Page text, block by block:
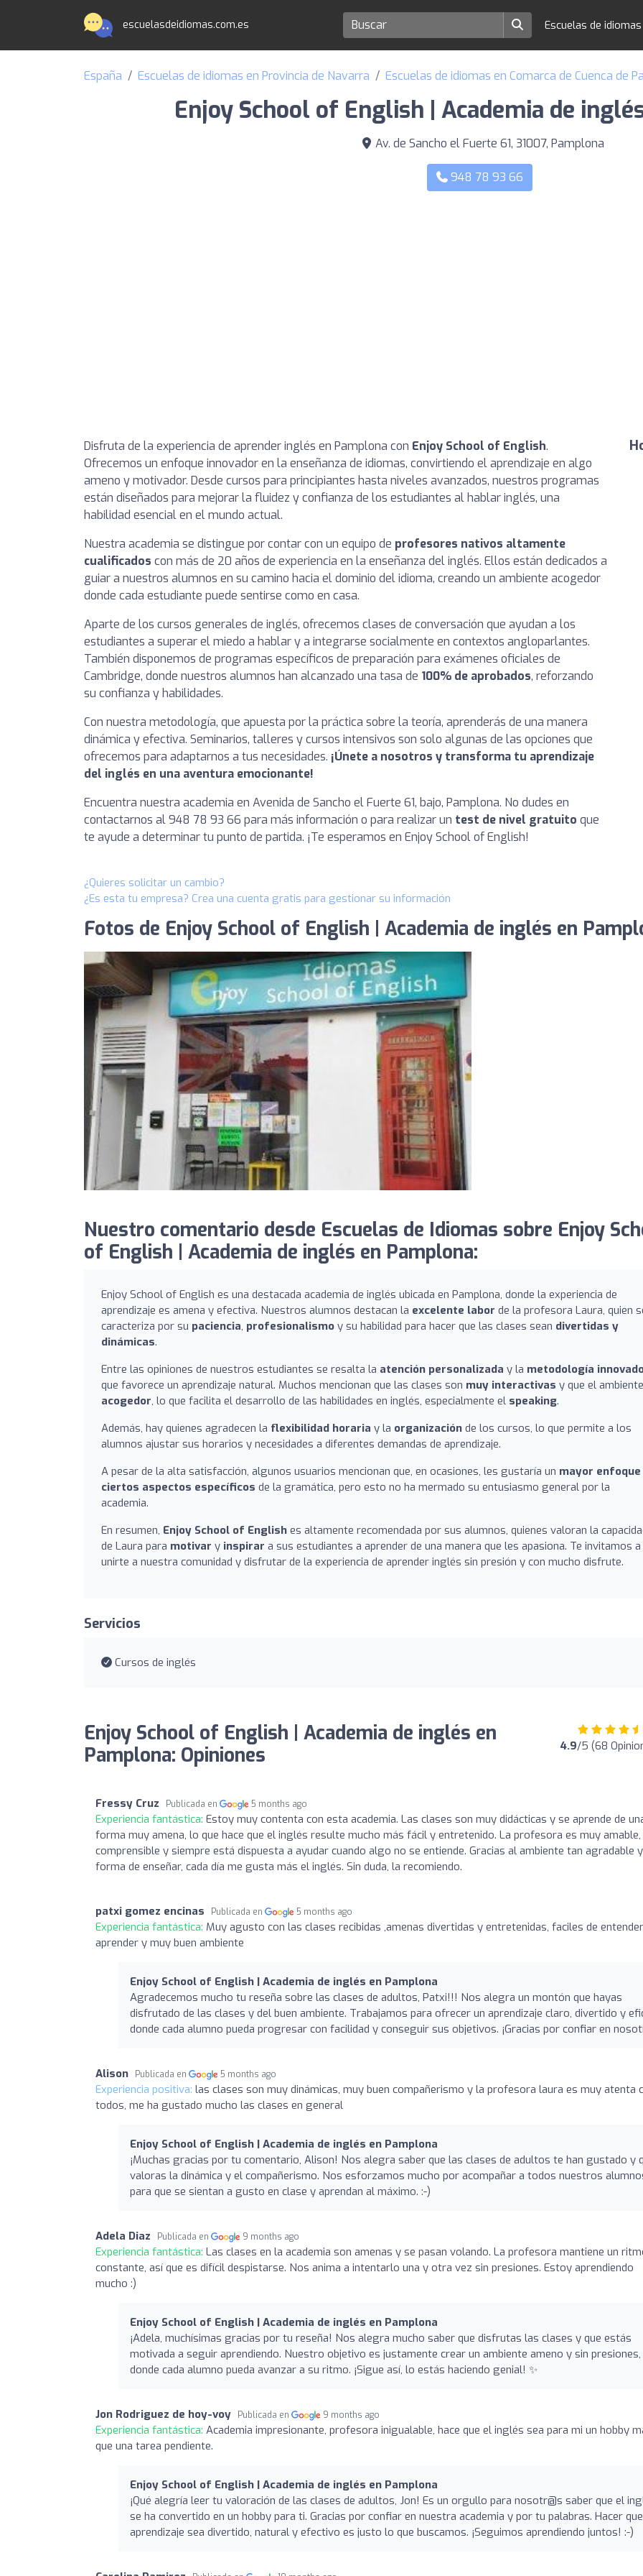
escuelasdeidiomas.com.es Escuelas de
España Escuelas de idiomas en Provincia de Navarra Escuelas de idiomas en Comarca de Cuenca de
Enjoy School of English | Academia de
Av. de Sancho el Fuerte 61, 31007, Pamplona
948 78 93 66
Disfruta de la experiencia de aprender inglés en Pamplona con Enjoy School of English.
Ofrecemos un enfoque innovador en la enseñanza de idiomas, convirtiendo el aprendizaje en algo
ameno y motivador. Desde cursos para principiantes hasta niveles avanzados, nuestros programas
están diseñados para mejorar la fluidez y confianza de los estudiantes al hablar inglés, una
habilidad esencial en el mundo actual.
Nuestra academia se distingue por contar con un equipo de profesores nativos altamente
cualificados con más de 20 años de experiencia en la enseñanza del inglés. Ellos están dedicados a
guiar a nuestros alumnos en su camino hacia el dominio del idioma, creando un ambiente acogedor
donde cada estudiante puede sentirse como en casa.
Aparte de los cursos generales de inglés, ofrecemos clases de conversación que ayudan a los
estudiantes a superar el miedo a hablar y a integrarse socialmente en contextos angloparlantes.
También disponemos de programas específicos de preparación para exámenes oficiales de
Cambridge, donde nuestros alumnos han alcanzado una tasa de 100% de aprobados, reforzando
su confianza y habilidades.
Con nuestra metodología, que apuesta por la práctica sobre la teoría, aprenderás de una manera
dinámica y efectiva. Seminarios, talleres y cursos intensivos son solo algunas de las opciones que
ofrecemos para adaptarnos a tus necesidades. ¡Únete a nosotros y transforma tu aprendizaje
del inglés en una aventura emocionante!
Encuentra nuestra academia en Avenida de Sancho el Fuerte 61, bajo, Pamplona. No dudes en
contactarnos al 948 78 93 66 para más información o para realizar un test de nivel gratuito que
te ayude a determinar tu punto de partida. ¡Te esperamos en Enjoy School of English!
¿Quieres solicitar un cambio?
¿Es esta tu empresa? Crea una cuenta gratis para gestionar su información
Fotos de Enjoy School of English | Academia de inglés en
Nuestro comentario desde Escuelas de Idiomas sobre Enjoy
of English | Academia de inglés en Pamplona:
Enjoy School of English es una destacada academia de inglés ubicada en Pamplona, donde la experiencia de
aprendizaje es amena y efectiva. Nuestros alumnos destacan la excelente labor de la profesora Laura, quien
caracteriza por su paciencia, profesionalismo y su habilidad para hacer que las clases sean divertidas y
dinámicas.
Entre las opiniones de nuestros estudiantes se resalta la atención personalizada y la metodología
que favorece un aprendizaje natural. Muchos mencionan que las clases son muy interactivas y que el
acogedor, lo que facilita el desarrollo de las habilidades en inglés, especialmente el speaking.
Además, hay quienes agradecen la flexibilidad horaria y la organización de los cursos, lo que permite a los
alumnos ajustar sus horarios y necesidades a diferentes demandas de aprendizaje.
A pesar de la alta satisfacción, algunos usuarios mencionan que, en ocasiones, les gustaría un mayor enfoque
ciertos aspectos específicos de la gramática, pero esto no ha mermado su entusiasmo general por la
academia.
En resumen, Enjoy School of English es altamente recomendada por sus alumnos, quienes valoran la
de Laura para motivar y inspirar a sus estudiantes a aprender de una manera que les apasiona. Te invitamos a
unirte a nuestra comunidad y disfrutar de la experiencia de aprender inglés sin presión y con mucho disfrute.
Servicios
Cursos de inglés
Enjoy School of English | Academia de inglés en
Pamplona: Opiniones
4.9/5 (68
Fressy Cruz Publicada en 5 months ago
Experiencia fantástica: Estoy muy contenta con esta academia. Las clases son muy didácticas y se aprende de
forma muy amena, lo que hace que el inglés resulte mucho más fácil y entretenido. La profesora es muy amable,
comprensible y siempre está dispuesta a ayudar cuando algo no se entiende. Gracias al ambiente tan agradable
forma de enseñar, cada día me gusta más el inglés. Sin duda, la recomiendo.
patxi gomez encinas Publicada en 5 months ago
Experiencia fantástica: Muy agusto con las clases recibidas ,amenas divertidas y entretenidas, faciles de
aprender y muy buen ambiente
Enjoy School of English | Academia de inglés en Pamplona
Agradecemos mucho tu reseña sobre las clases de adultos, Patxi!!! Nos alegra un montón que hayas
disfrutado de las clases y del buen ambiente. Trabajamos para ofrecer un aprendizaje claro, divertido y
donde cada alumno pueda progresar con facilidad y conseguir sus objetivos. ¡Gracias por confiar en
Alison Publicada en 5 months ago
Experiencia positiva: las clases son muy dinámicas, muy buen compañerismo y la profesora laura es muy atenta
todos, me ha gustado mucho las clases en general
Enjoy School of English | Academia de inglés en Pamplona
¡Muchas gracias por tu comentario, Alison! Nos alegra saber que las clases de adultos te han gustado y
valoras la dinámica y el compañerismo. Nos esforzamos mucho por acompañar a todos nuestros
para que se sientan a gusto en clase y aprendan al máximo. :-)
Adela Diaz Publicada en 9 months ago
Experiencia fantástica: Las clases en la academia son amenas y se pasan volando. La profesora mantiene un
constante, así que es difícil despistarse. Nos anima a intentarlo una y otra vez sin presiones. Estoy aprendiendo
mucho :)
Enjoy School of English | Academia de inglés en Pamplona
¡Adela, muchísimas gracias por tu reseña! Nos alegra mucho saber que disfrutas las clases y que estás
motivada a seguir aprendiendo. Nuestro objetivo es justamente crear un ambiente ameno y sin presiones,
donde cada alumno pueda avanzar a su ritmo. ¡Sigue así, lo estás haciendo genial! ✨
Jon Rodriguez de hoy-voy Publicada en 9 months ago
Experiencia fantástica: Academia impresionante, profesora inigualable, hace que el inglés sea para mi un hobby
que una tarea pendiente.
Enjoy School of English | Academia de inglés en Pamplona
¡Qué alegría leer tu valoración de las clases de adultos, Jon! Es un orgullo para nosotr@s saber que el
se ha convertido en un hobby para ti. Gracias por confiar en nuestra academia y por tu palabras. Hacer
aprendizaje sea divertido, natural y efectivo es justo lo que buscamos. ¡Seguimos aprendiendo juntos! :-)